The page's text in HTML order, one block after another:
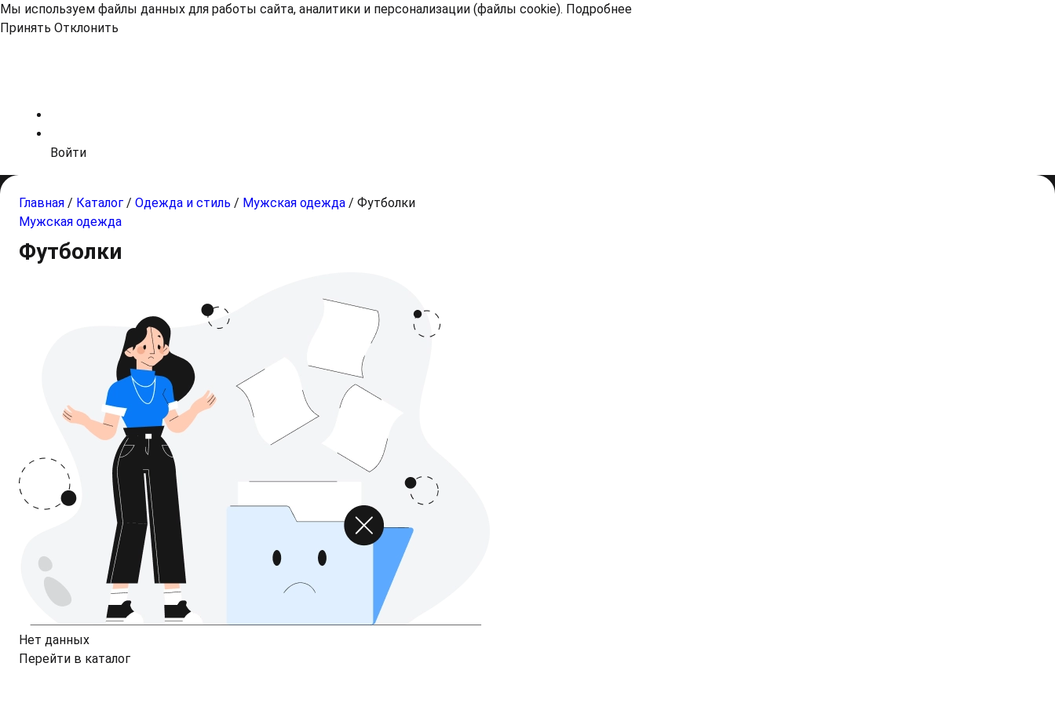
Мы используем файлы данных для работы сайта, аналитики и персонализации (файлы cookie). Подробнее
Принять Отклонить
Войти
Главная / Каталог / Одежда и стиль / Мужская одежда / Футболки
Мужская одежда
Футболки
Нет данных
Перейти в каталог